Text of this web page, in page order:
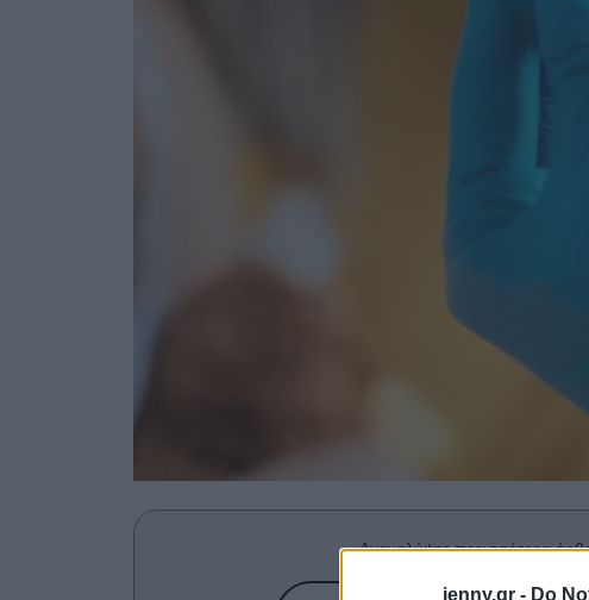
jenny.gr - Do
Ανακαλύψτε περισσότερα